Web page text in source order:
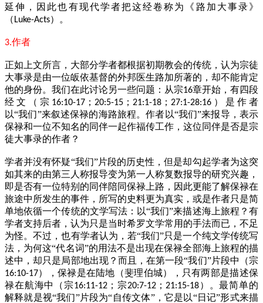
延伸，因此也有现代学者把这经卷称为《路加大事录》
（ Luke-Acts）。
3.作者
正如上文所言，大部分学者都根据初期教会的传统，认为宗徒
大事录是由一位皈依基督的外邦医生路加所著的，却不能肯定
他的身份。我们在此讨论另一些问题：从宗16章开始，有四段
经文（宗 16:10-17 ； 20:5-15 ； 21:1-18 ； 27:1-28:16 ）是作者
以“我们”来叙述保禄的海路旅程。作者以“我们”来报导，表示
保禄和一位不知名的同伴一起作福传工作，这位同伴是否是宗
徒大事录的作者？
学者并没有怀疑“我们”片段的历史性，但是却勾起学者为这突
如其来的由第三人称报导变为第一人称复数报导的研究兴趣，
即是否有一位特别的同伴陪同保禄上路，因此更能了解保禄在
旅途中所发生的事件，所写的史料更为真实，或是作者只是简
单地依循一个传统的文学写法：以“我们”来描述海上旅程？有
学者支持后者，认为只是当时希罗文学常用的手法而已，不足
为怪。不过，也有学者认为，若“我们”只是一个纯文学传统写
法，为何这“代名词”的用法不是出现在保禄全部海上旅程的描
述中，却只是局部地出现？而且，在第一段“我们”片段中（宗
16:10-17），保禄是在陆地（斐理伯城），只有两部是描述保
禄在航海中（宗16:11-12 ；宗20:7-12； 21:15-18）。最简单的
解释就是视“我们”片段为“自传文体”，它是以“日记”形式来描